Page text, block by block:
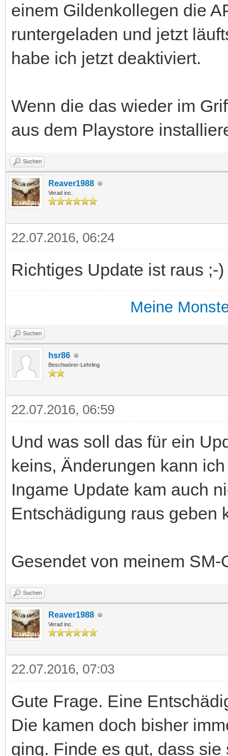
einem Gildenkollegen die
runtergeladen und jetzt
habe ich jetzt deaktiviert.
Wenn die das wieder im
aus dem Playstore
Suchen
Reaver1988
Verad inc.
22.07.2016, 06:24
Richtiges Update ist raus ;-)
Meine
Suchen
hsr86
Beschwörer-Lehrling
22.07.2016, 06:59
Und was soll das für ein
keins, Änderungen kann
Ingame Update kam auch
Entschädigung raus geben
Gesendet von meinem SM-
Suchen
Reaver1988
Verad inc.
22.07.2016, 07:03
Gute Frage. Eine
Die kamen doch bisher
ging. Finde es gut, dass